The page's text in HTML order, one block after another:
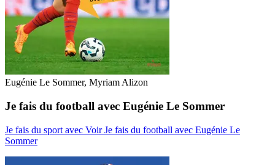
Eugénie Le Sommer, Myriam Alizon
Je fais du football avec Eugénie Le Sommer
Je fais du sport avec Voir Je fais du football avec Eugénie Le
Sommer